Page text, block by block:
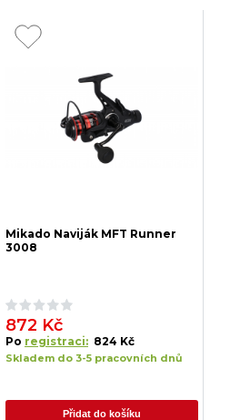
Mikado Naviják MFT Runner
3008
872 Kč
Po registraci: 824 Kč
Skladem do 3-5 pracovních dnů
Přidat do košíku